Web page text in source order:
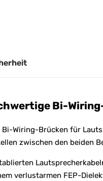
Bi-
Bi-Wiring-Brücken für
zwischen den beiden
verlustarmen FEP-